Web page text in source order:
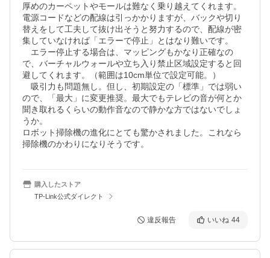
厚めのカーペットやモールは難なく乗り越えてくれます。
電源コードなどの配線は引っかかりますが、バックや切り
替えをして工夫して抜け出そうと努力するので、配線が密
集していなければ「エラーで停止」とはなり難いです。
エラー停止する場合は、マッピングもかなり正確なの
で、バーチャルウォールや立ち入り禁止区域設定すると回
避してくれます。（範囲は10cm単位で設定可能。）
吸引力も問題無し。但し、初期設定の「標準」では弱い
ので、「最大」に変更推奨。最大でもテレビの音が何とか
聞き取れるくらいの動作音なので静かな方ではないでしょ
うか。
ロボット掃除機の進化にとても驚かされました。これなら
掃除機のかわりになりそうです。
購入したストア
TP-Link公式ダイレクト
違反報告 いいね 44